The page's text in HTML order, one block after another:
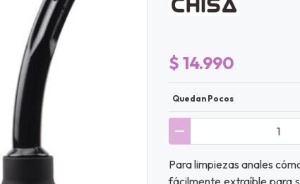
$ 14.990
Quedan Pocos
Para limpiezas anales
fácilmente extraíble para